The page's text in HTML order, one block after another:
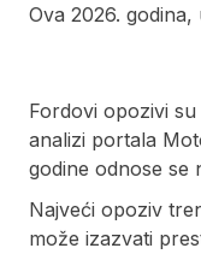
Ova 2026.
Fordovi opozivi
analizi portala
godine odnose se
Najveći opoziv
može izazvati